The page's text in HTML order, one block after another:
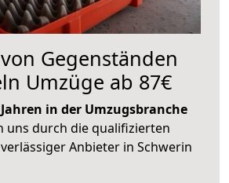
Gegenständen
Umzüge ab 87€
in der Umzugsbranche
uns durch die qualifizierten
Anbieter in Schwerin